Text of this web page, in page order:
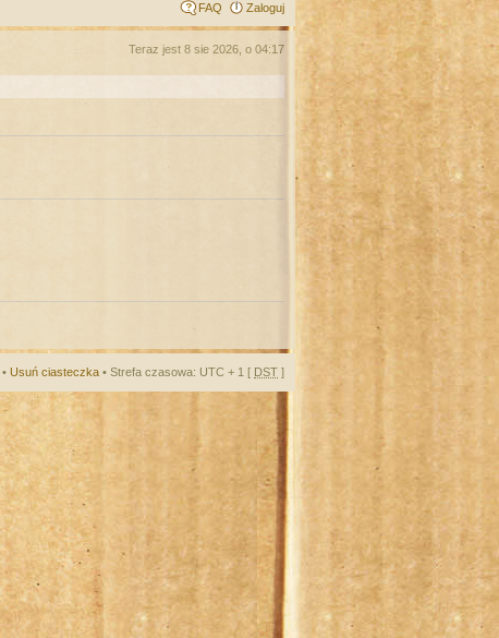
FAQ Zaloguj
Teraz jest 8 sie 2026, o 04:17
• Usuń ciasteczka • Strefa czasowa: UTC + 1 [ DST ]